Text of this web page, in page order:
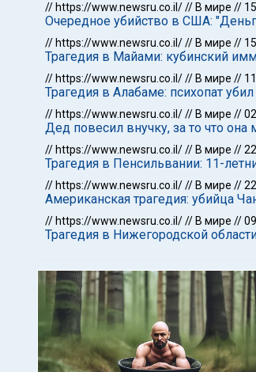
// https://www.newsru.co.il/// В мире //
Очередное убийство в США:
// https://www.newsru.co.il/// В мире //
Трагедия в Майами: кубинский
// https://www.newsru.co.il/// В мире //
Трагедия в Алабаме: психопат
// https://www.newsru.co.il/// В мире //
Дед повесил внучку, за то что
// https://www.newsru.co.il/// В мире //
Трагедия в Пенсильвании: 11-
// https://www.newsru.co.il/// В мире //
Американская трагедия: убийца
// https://www.newsru.co.il/// В мире //
Трагедия в Нижегородской